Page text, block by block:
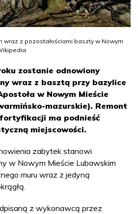
wraz z pozostałościami baszty w Nowym
zostanie odnowiony
wraz z basztą przy bazylice
w Nowym Mieście
mazurskie). Remont
ma podnieść
miejscowości.
zabytek stanowi
w Nowym Mieście Lubawskim
muru wraz z jedyną
z wykonawcą przez